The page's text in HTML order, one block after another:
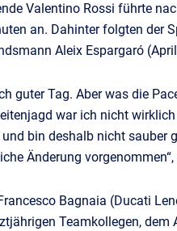
Valentino Rossi führte
an. Dahinter folgten der
Aleix Espargaró
guter Tag. Aber was die
war ich nicht
bin deshalb nicht sauber
Änderung
Bagnaia (Ducati
Teamkollegen,